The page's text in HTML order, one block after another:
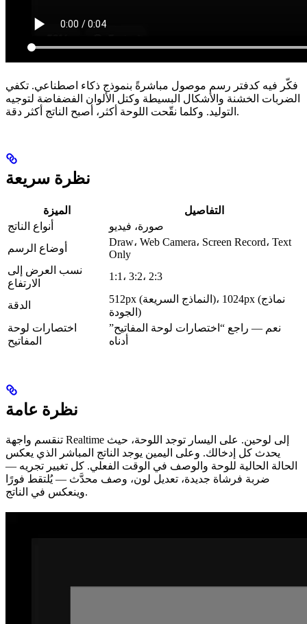
فكّر فيه كدفتر رسم موصول مباشرةً بنموذج ذكاء اصطناعي. تكفي
الضربات الخشنة والأشكال البسيطة وكتل الألوان الفضفاضة لتوجيه
التوليد. وكلما نقّحت اللوحة أكثر، أصبح الناتج أكثر دقة.
نظرة سريعة
الميزة
التفاصيل
أنواع الناتج
صورة، فيديو
أوضاع الرسم
Draw، Web Camera، Screen Record، Text
Only
نسب العرض إلى
الارتفاع
1:1، 3:2، 2:3
الدقة
512px (النماذج السريعة)، 1024px (نماذج
الجودة)
اختصارات لوحة
المفاتيح
نعم — راجع “اختصارات لوحة المفاتيح”
أدناه
نظرة عامة
تنقسم واجهة Realtime إلى لوحين. على اليسار توجد اللوحة، حيث
يحدث كل إدخالك. وعلى اليمين يوجد الناتج المباشر الذي يعكس
الحالة الحالية للوحة والوصف في الوقت الفعلي. كل تغيير تجريه —
ضربة فرشاة جديدة، تعديل لون، وصف محدَّث — يُلتقط فورًا
وينعكس في الناتج.